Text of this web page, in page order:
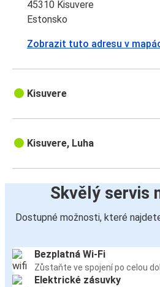
45310 Kisuvere
Estonsko
Zobrazit tuto adresu v
Kisuvere
Kisuvere, Luha
Skvělý servis
Dostupné možnosti, které
Bezplatná Wi-Fi
Zůstaňte ve spojení po celou
Elektrické zásuvky